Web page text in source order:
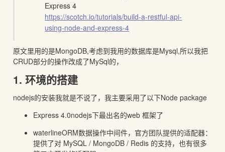
Express 4
https://scotch.io/tutorials/build-a-restful-api-
using-node-and-express-4
原文里用的是MongoDB,考虑到我用的数据库是Mysql,所以我把
CRUD部分的操作改成了MySql的，
1. 环境的搭建
nodejs的安装我就是不说了，我主要采用了以下Node package
Express 4.0nodejs下最出名的web 框架了
waterlineORM数据操作中间件，官方团队提供的适配器：
提供了对 MySQL / MongoDB / Redis 的支持，也有很多